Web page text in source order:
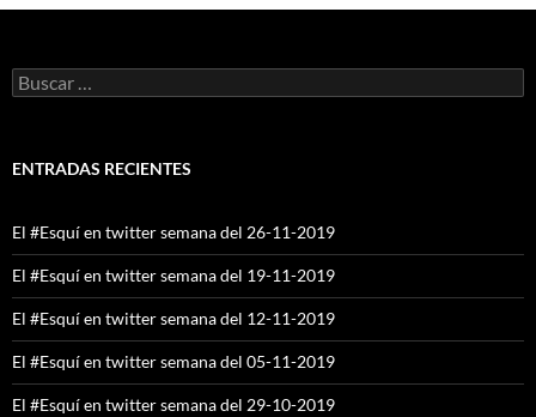
Buscar:
ENTRADAS RECIENTES
El #Esquí en twitter semana del 26-11-2019
El #Esquí en twitter semana del 19-11-2019
El #Esquí en twitter semana del 12-11-2019
El #Esquí en twitter semana del 05-11-2019
El #Esquí en twitter semana del 29-10-2019